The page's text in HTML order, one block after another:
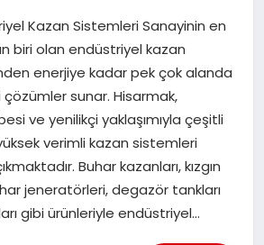
Kazan Sistemleri Sanayinin en
biri olan endüstriyel kazan
enerjiye kadar pek çok alanda
sunar. Hisarmak,
ve yenilikçi yaklaşımıyla çeşitli
verimli kazan sistemleri
Buhar kazanları, kızgın
jeneratörleri, degazör tankları
gibi ürünleriyle endüstriyel…